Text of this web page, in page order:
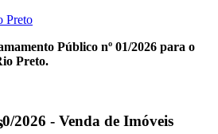
Preto
Público nº 01/2026 para o
Preto.
2026 - Venda de Imóveis